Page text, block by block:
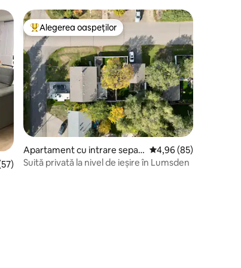
de 4,93 din 5, 57 recenzii
Locuință din topul categoriei Alegerea oaspeților
Alegerea oaspeților
Apartament cu intrare separ
ată în Lumsden
Scor mediu de 4,96
4,96 (85)
Suită privată la nivel de ieșire în Lumsden